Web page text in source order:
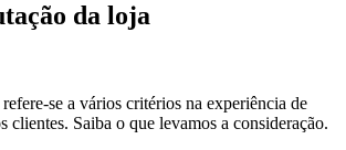
da loja
se a vários critérios na experiência de
clientes. Saiba o que levamos a consideração.